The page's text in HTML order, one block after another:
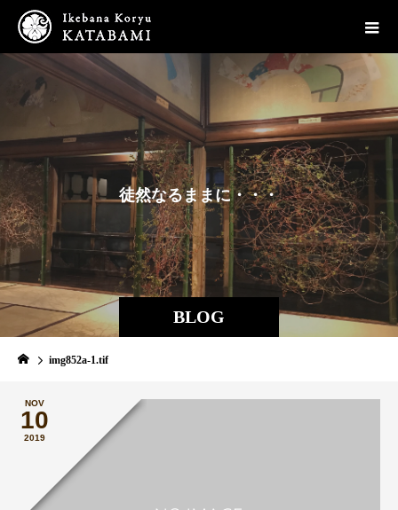
BLOG
徒然なるままに・・・
img852a-1.tif
NOV
10
2019